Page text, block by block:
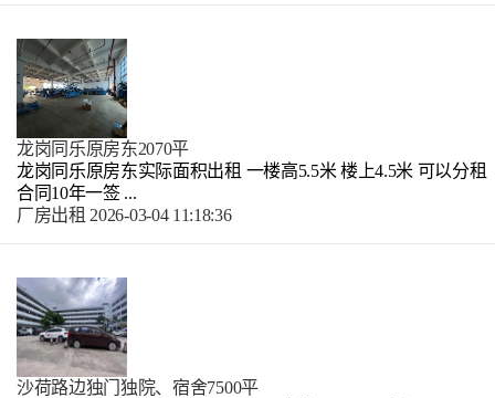
龙岗同乐原房东2070平
龙岗同乐原房东实际面积出租 一楼高5.5米 楼上4.5米 可以分租
合同10年一签 ...
厂房出租 2026-03-04 11:18:36
沙荷路边独门独院、宿舍7500平